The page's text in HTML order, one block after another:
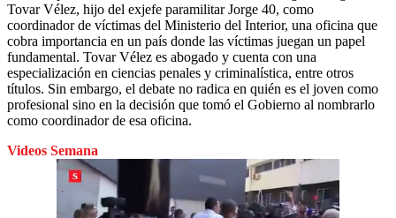
Tovar Vélez, hijo del exjefe paramilitar Jorge 40, como
coordinador de víctimas del Ministerio del Interior, una oficina que
cobra importancia en un país donde las víctimas juegan un papel
fundamental. Tovar Vélez es abogado y cuenta con una
especialización en ciencias penales y criminalística, entre otros
títulos. Sin embargo, el debate no radica en quién es el joven como
profesional sino en la decisión que tomó el Gobierno al nombrarlo
como coordinador de esa oficina.
Videos Semana